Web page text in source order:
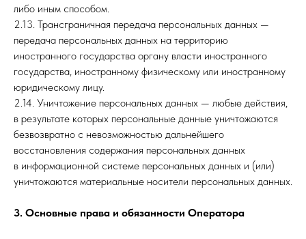
либо иным способом.
2.13. Трансграничная передача персональных данных —
передача персональных данных на территорию
иностранного государства органу власти иностранного
государства, иностранному физическому или иностранному
юридическому лицу.
2.14. Уничтожение персональных данных — любые действия,
в результате которых персональные данные уничтожаются
безвозвратно с невозможностью дальнейшего
восстановления содержания персональных данных
в информационной системе персональных данных и (или)
уничтожаются материальные носители персональных данных.
3. Основные права и обязанности Оператора